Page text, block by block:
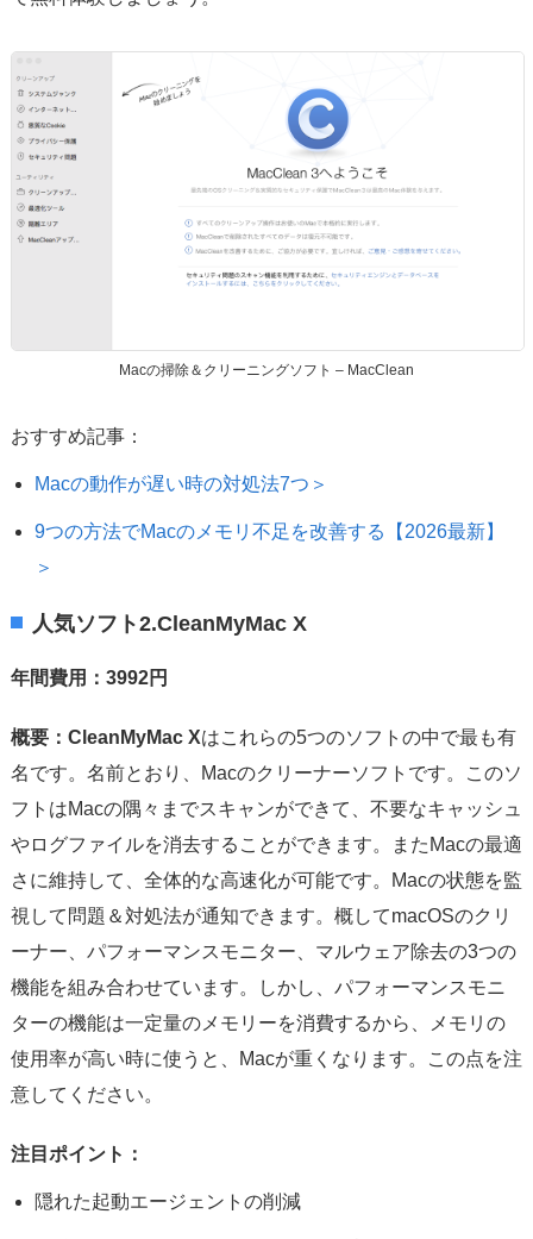
Macの掃除＆クリーニングソフト – MacClean
おすすめ記事：
Macの動作が遅い時の対処法7つ＞
9つの方法でMacのメモリ不足を改善する【2026最新】
＞
人気ソフト2.CleanMyMac X
年間費用：3992円
概要：CleanMyMac Xはこれらの5つのソフトの中で最も有
名です。名前とおり、Macのクリーナーソフトです。このソ
フトはMacの隅々までスキャンができて、不要なキャッシュ
やログファイルを消去することができます。またMacの最適
さに維持して、全体的な高速化が可能です。Macの状態を監
視して問題＆対処法が通知できます。概してmacOSのクリ
ーナー、パフォーマンスモニター、マルウェア除去の3つの
機能を組み合わせています。しかし、パフォーマンスモニ
ターの機能は一定量のメモリーを消費するから、メモリの
使用率が高い時に使うと、Macが重くなります。この点を注
意してください。
注目ポイント：
隠れた起動エージェントの削減